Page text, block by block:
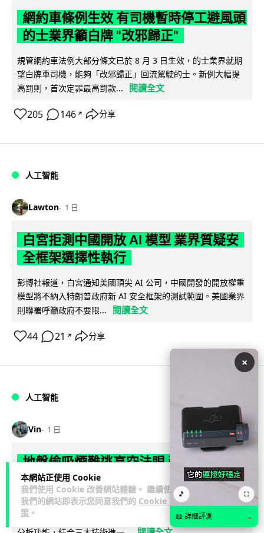
本網站正使用 Cookie
我們使用 Cookie 改善網站體驗。 繼續使用
我們的網站即表示您同意我們的 Cookie 政
策 。
網約車條例生效 有司機暫時停工避風頭
的士業界籲白牌 "改邪歸正"
規管網約車法例大部分條文已於 8 月 3 日生效，的士業界就期
望白牌車司機，能夠「改邪歸正」回流駕駛的士。新例大幅提
高罰則，首次定罪最高罰款...
閱讀全文
205 146 ↗ 分享
人工智能
Lawton 1 日
白宮拒測中國開放 AI 模型 業界質疑安
全框架選擇性執行
彭博社報道，白宮通知美國頂尖 AI 公司，中國開發的開放權重
模型將不納入特朗普政府新 AI 安全框架的測試範圍。美國業界
則聯署呼籲政府不要限...
閱讀全文
44 21 ↗ 分享
人工智能
Vin 1 日
地盤偷吸煙難逃高空法眼 勞工處出動熱
感無人機 擬加 AI 人臉識別精準執法
勞工處投入配備熱感應鏡頭的小型無人機進行高空巡邏以打擊
地盤違例吸煙，並正研究於未來一年內引入 AI 人臉識別與行為
×
🎵 ⛶
📖 詳細評測 →